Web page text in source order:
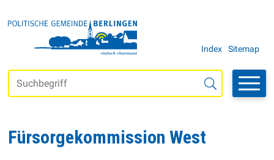
Index Sitemap
Suchbegriff
Suche starten
Fürsorgekommission West